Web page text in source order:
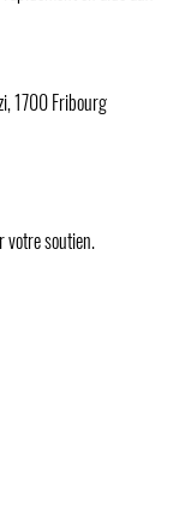
1700 Fribourg
votre soutien.